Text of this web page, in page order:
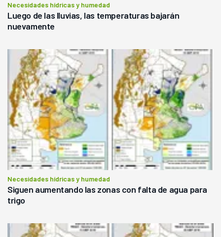
Necesidades hídricas y humedad
Luego de las lluvias, las temperaturas bajarán
nuevamente
Necesidades hídricas y humedad
Siguen aumentando las zonas con falta de agua para
trigo